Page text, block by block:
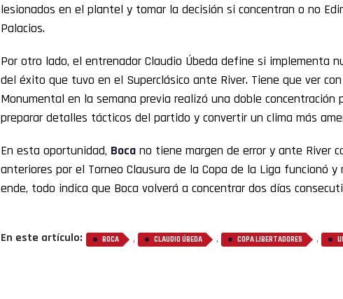
lesionados en el plantel y tomar la decisión si concentran o no
Palacios.
Por otro lado, el entrenador Claudio Úbeda define si implementa
del éxito que tuvo en el Superclásico ante River. Tiene que ver
Monumental en la semana previa realizó una doble concentración
preparar detalles tácticos del partido y convertir un clima más
En esta oportunidad, Boca no tiene margen de error y ante River
anteriores por el Torneo Clausura de la Copa de la Liga funcionó
ende, todo indica que Boca volverá a concentrar dos días
En este artículo: BOCA , CLAUDIO ÚBEDA , COPA LIBERTADORES ,